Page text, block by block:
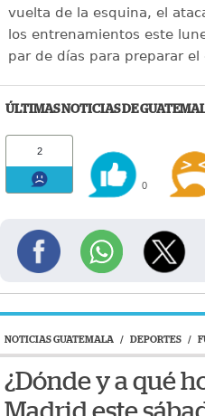
vuelta de la esquina, el
los entrenamientos este
par de días para preparar
ÚLTIMAS NOTICIAS DE
2
0
NOTICIAS GUATEMALA / DEPORTES /
¿Dónde y a qué